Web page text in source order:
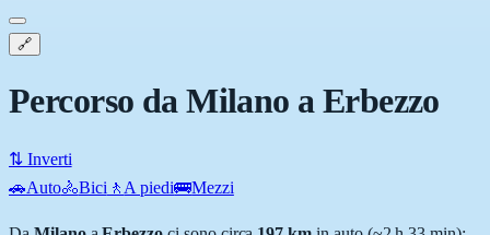
🔗
Percorso da Milano a Erbezzo
⇅ Inverti
🚗Auto🚴Bici 🚶 A piedi🚌Mezzi